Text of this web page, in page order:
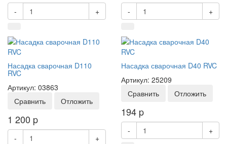
- + - +
Насадка сварочная D110
RVC
Артикул: 03863
Сравнить
Отложить
1 200 p
- +
Насадка сварочная D40 RVC
Артикул: 25209
Сравнить
Отложить
194 p
- +